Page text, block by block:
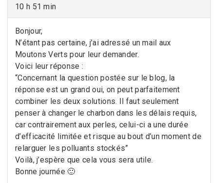
10 h 51 min
Bonjour,
N’étant pas certaine, j’ai adressé un mail aux
Moutons Verts pour leur demander.
Voici leur réponse :
“Concernant la question postée sur le blog, la
réponse est un grand oui, on peut parfaitement
combiner les deux solutions. Il faut seulement
penser à changer le charbon dans les délais requis,
car contrairement aux perles, celui-ci a une durée
d’efficacité limitée et risque au bout d’un moment de
relarguer les polluants stockés”
Voilà, j’espère que cela vous sera utile.
Bonne journée 🙂